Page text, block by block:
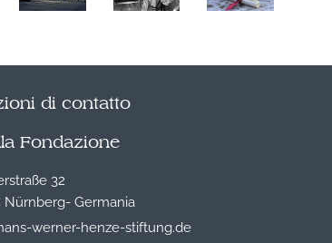
di contatto
Fondazione
32
Nürnberg- Germania
werner-henze-stiftung.de